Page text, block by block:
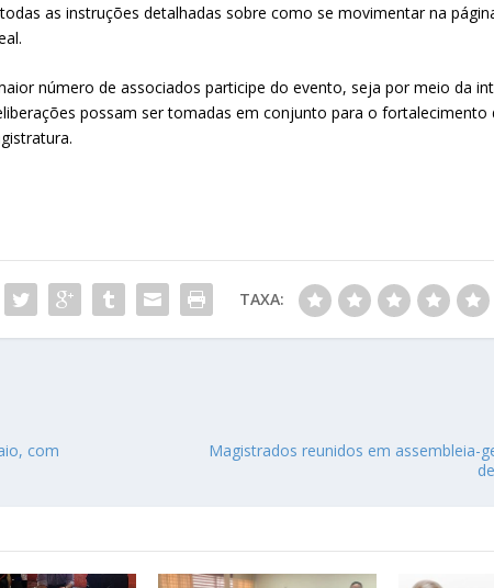
as instruções detalhadas sobre como se movimentar na
número de associados participe do evento, seja por meio da
possam ser tomadas em conjunto para o fortalecimento
TAXA:
com
Magistrados reunidos em assembleia-